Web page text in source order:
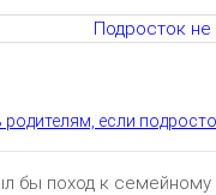
если
поход к семейному